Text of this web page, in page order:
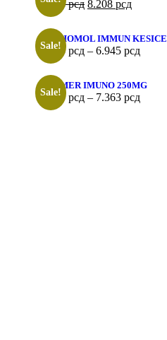
9.423рсд 8.208 рсд
Sale!
ORTHOMOL IMMUN KESICE
3.565рсд – 6.945 рсд
Sale!
ECOMER IMUNO 250MG
2.059рсд – 7.363 рсд